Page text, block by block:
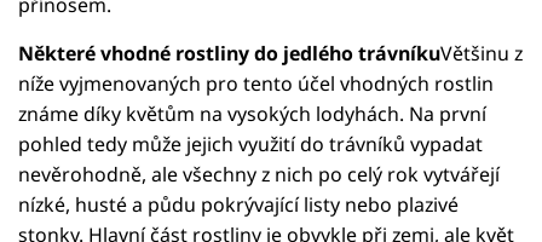
Některé vhodné rostliny do jedlého trávníkuVětšinu z
níže vyjmenovaných pro tento účel vhodných rostlin
známe díky květům na vysokých lodyhách. Na první
pohled tedy může jejich využití do trávníků vypadat
nevěrohodně, ale všechny z nich po celý rok vytvářejí
nízké, husté a půdu pokrývající listy nebo plazivé
stonky. Hlavní část rostliny je obvykle při zemi, ale květ